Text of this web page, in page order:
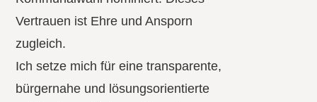
Vertrauen ist Ehre und Ansporn
zugleich.
Ich setze mich für eine transparente,
bürgernahe und lösungsorientierte